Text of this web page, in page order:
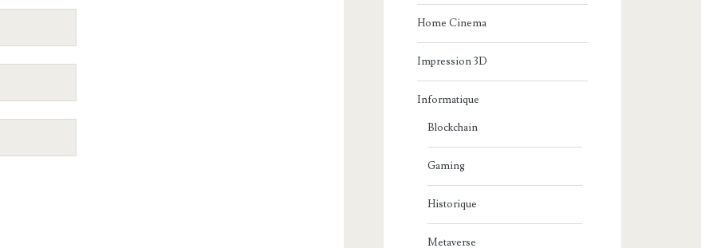
Home Cinema
Impression 3D
Informatique
Blockchain
Gaming
Historique
Metaverse